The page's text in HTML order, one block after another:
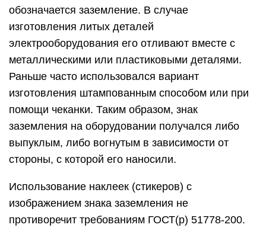
обозначается заземление. В случае
изготовления литых деталей
электрооборудования его отливают вместе с
металлическими или пластиковыми деталями.
Раньше часто использовался вариант
изготовления штампованным способом или при
помощи чеканки. Таким образом, знак
заземления на оборудовании получался либо
выпуклым, либо вогнутым в зависимости от
стороны, с которой его наносили.
Использование наклеек (стикеров) с
изображением знака заземления не
противоречит требованиям ГОСТ(р) 51778-200.